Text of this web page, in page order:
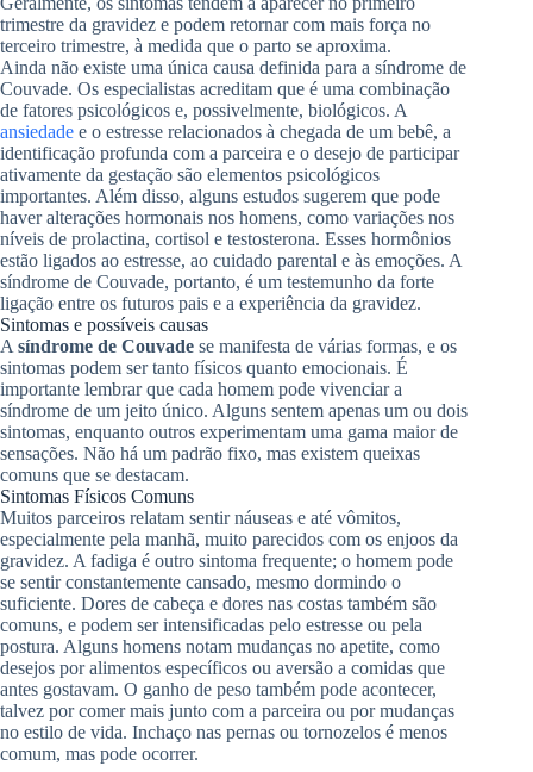
trimestre da gravidez e podem retornar com mais força no
terceiro trimestre, à medida que o parto se aproxima.
Ainda não existe uma única causa definida para a síndrome de
Couvade. Os especialistas acreditam que é uma combinação
de fatores psicológicos e, possivelmente, biológicos. A
ansiedade e o estresse relacionados à chegada de um bebê, a
identificação profunda com a parceira e o desejo de participar
ativamente da gestação são elementos psicológicos
importantes. Além disso, alguns estudos sugerem que pode
haver alterações hormonais nos homens, como variações nos
níveis de prolactina, cortisol e testosterona. Esses hormônios
estão ligados ao estresse, ao cuidado parental e às emoções. A
síndrome de Couvade, portanto, é um testemunho da forte
ligação entre os futuros pais e a experiência da gravidez.
Sintomas e possíveis causas
A síndrome de Couvade se manifesta de várias formas, e os
sintomas podem ser tanto físicos quanto emocionais. É
importante lembrar que cada homem pode vivenciar a
síndrome de um jeito único. Alguns sentem apenas um ou dois
sintomas, enquanto outros experimentam uma gama maior de
sensações. Não há um padrão fixo, mas existem queixas
comuns que se destacam.
Sintomas Físicos Comuns
Muitos parceiros relatam sentir náuseas e até vômitos,
especialmente pela manhã, muito parecidos com os enjoos da
gravidez. A fadiga é outro sintoma frequente; o homem pode
se sentir constantemente cansado, mesmo dormindo o
suficiente. Dores de cabeça e dores nas costas também são
comuns, e podem ser intensificadas pelo estresse ou pela
postura. Alguns homens notam mudanças no apetite, como
desejos por alimentos específicos ou aversão a comidas que
antes gostavam. O ganho de peso também pode acontecer,
talvez por comer mais junto com a parceira ou por mudanças
no estilo de vida. Inchaço nas pernas ou tornozelos é menos
comum, mas pode ocorrer.